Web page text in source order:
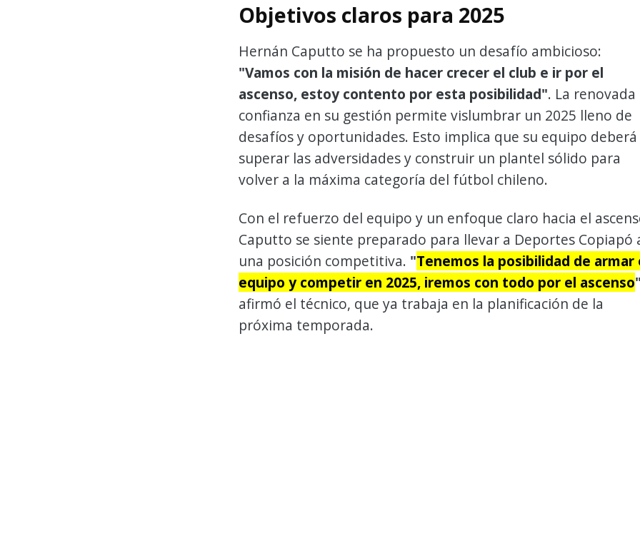
Objetivos claros para 2025
Hernán Caputto se ha propuesto un desafío ambicioso:
"Vamos con la misión de hacer crecer el club e ir por el
ascenso, estoy contento por esta posibilidad". La renovada
confianza en su gestión permite vislumbrar un 2025 lleno de
desafíos y oportunidades. Esto implica que su equipo deberá
superar las adversidades y construir un plantel sólido para
volver a la máxima categoría del fútbol chileno.
Con el refuerzo del equipo y un enfoque claro hacia el
Caputto se siente preparado para llevar a Deportes Copiapó
una posición competitiva. "Tenemos la posibilidad de armar
equipo y competir en 2025, iremos con todo por el ascenso"
afirmó el técnico, que ya trabaja en la planificación de la
próxima temporada.